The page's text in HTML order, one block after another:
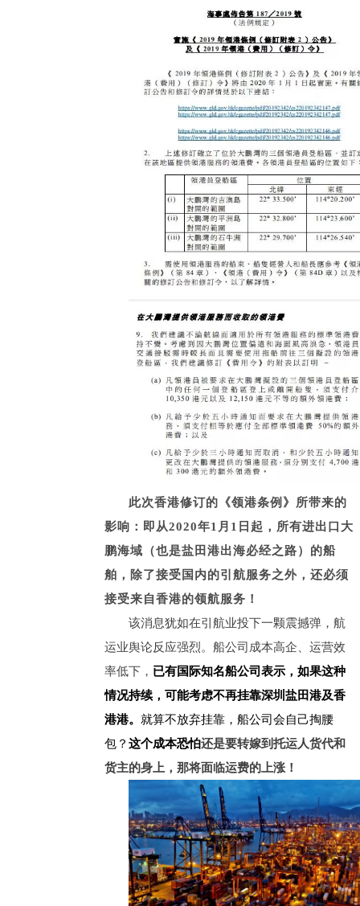
此次香港修订的《领港条例》所带来的
影响：即从2020年1月1日起，所有进出口大
鹏海域（也是盐田港出海必经之路）的船
舶， 除了接受国内的引航服务之外，还必须
接受来自香港的领航服务！
该消息犹如在引航业投下一颗震撼弹，航
运业舆论反应强烈。船公司成本高企、运营效
率低下， 已有国际知名船公司表示，如果这种
情况持续，可能考虑不再挂靠深圳盐田港及香
港港。 就算不放弃挂靠，船公司会自己掏腰
包？ 这个成本恐怕还是要转嫁到托运人货代和
货主的身上，那将面临运费的上涨！